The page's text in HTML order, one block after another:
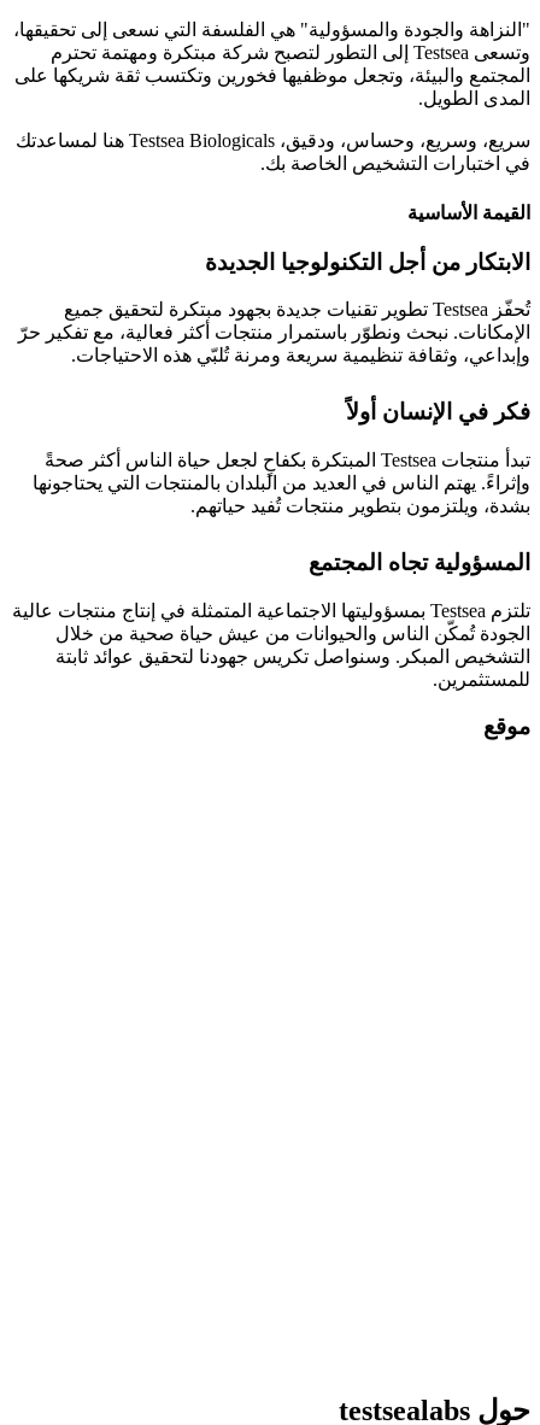
"النزاهة والجودة والمسؤولية" هي الفلسفة التي نسعى إلى تحقيقها،
وتسعى Testsea إلى التطور لتصبح شركة مبتكرة ومهتمة تحترم
المجتمع والبيئة، وتجعل موظفيها فخورين وتكتسب ثقة شريكها على
المدى الطويل.
سريع، وسريع، وحساس، ودقيق، Testsea Biologicals هنا لمساعدتك
في اختبارات التشخيص الخاصة بك.
القيمة الأساسية
الابتكار من أجل التكنولوجيا الجديدة
تُحفّز Testsea تطوير تقنيات جديدة بجهود مبتكرة لتحقيق جميع
الإمكانات. نبحث ونطوّر باستمرار منتجات أكثر فعالية، مع تفكير حرّ
وإبداعي، وثقافة تنظيمية سريعة ومرنة تُلبّي هذه الاحتياجات.
فكر في الإنسان أولاً
تبدأ منتجات Testsea المبتكرة بكفاحٍ لجعل حياة الناس أكثر صحةً
وإثراءً. يهتم الناس في العديد من البلدان بالمنتجات التي يحتاجونها
بشدة، ويلتزمون بتطوير منتجات تُفيد حياتهم.
المسؤولية تجاه المجتمع
تلتزم Testsea بمسؤوليتها الاجتماعية المتمثلة في إنتاج منتجات عالية
الجودة تُمكّن الناس والحيوانات من عيش حياة صحية من خلال
التشخيص المبكر. وسنواصل تكريس جهودنا لتحقيق عوائد ثابتة
للمستثمرين.
موقع
حول testsealabs